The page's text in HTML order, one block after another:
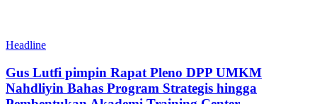
Headline
Gus Lutfi pimpin Rapat Pleno DPP UMKM
Nahdliyin Bahas Program Strategis hingga